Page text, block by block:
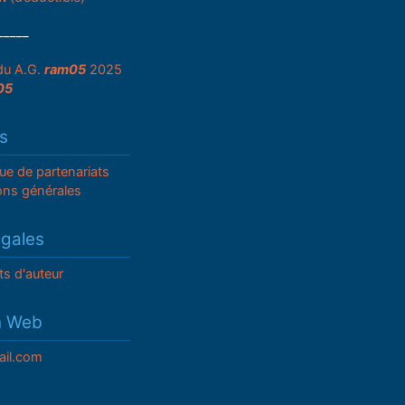
A.G. ram052025
de partenariats
générales
d'auteur
Web